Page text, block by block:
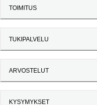
TOIMITUS
TUKIPALVELU
ARVOSTELUT
KYSYMYKSET